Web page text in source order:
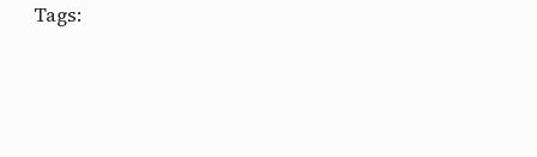
Tags: